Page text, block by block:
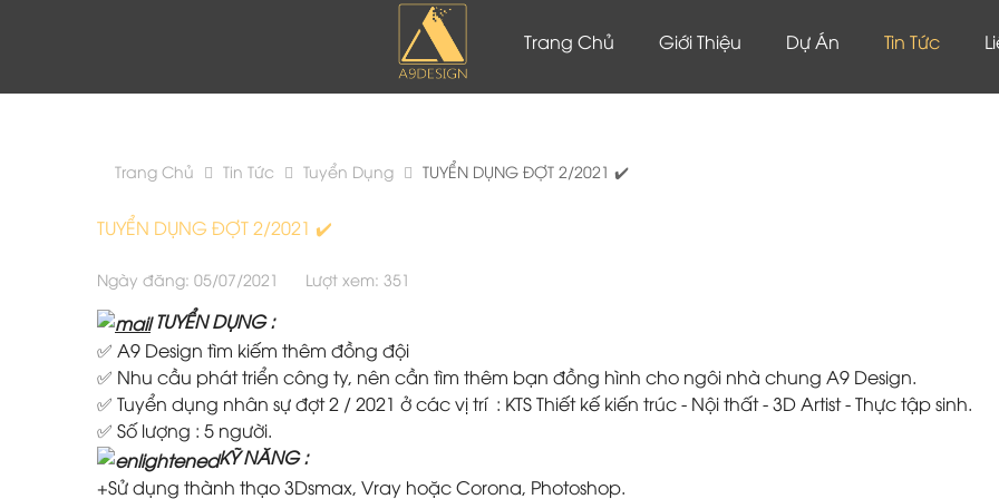
Trang Chủ Giới Thiệu Dự Án Tin Tức
Trang Chủ Tin Tức Tuyển Dụng TUYỂN DỤNG ĐỢT 2/2021 ✔️
TUYỂN DỤNG ĐỢT 2/2021 ✔️
Ngày đăng: 05/07/2021 Lượt xem: 351
TUYỂN DỤNG :
✅ A9 Design tìm kiếm thêm đồng đội
✅ Nhu cầu phát triển công ty, nên cần tìm thêm bạn đồng hình cho ngôi nhà chung A9 Design.
✅ Tuyển dụng nhân sự đợt 2 / 2021 ở các vị trí : KTS Thiết kế kiến trúc - Nội thất - 3D Artist - Thực tập sinh.
✅ Số lượng : 5 người.
KỸ NĂNG :
+Sử dụng thành thạo 3Dsmax, Vray hoặc Corona, Photoshop.